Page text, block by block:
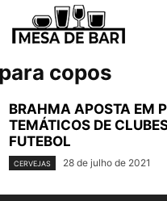
copos
BRAHMA APOSTA EM
TEMÁTICOS DE
FUTEBOL
CERVEJAS 28 de julho de 2021